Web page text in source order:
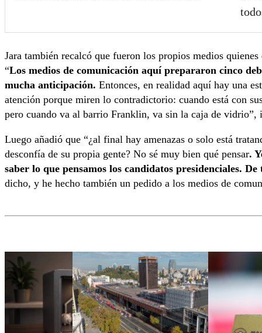
Jara también recalcó que fueron los propios medios
“Los medios de comunicación aquí prepararon cinco
mucha anticipación. Entonces, en realidad aquí hay una
atención porque miren lo contradictorio: cuando está con
pero cuando va al barrio Franklin, va sin la caja de vidrio”,
Luego añadió que “¿al final hay amenazas o solo está
desconfía de su propia gente? No sé muy bien qué pensar.
saber lo que pensamos los candidatos presidenciales.
dicho, y he hecho también un pedido a los medios de